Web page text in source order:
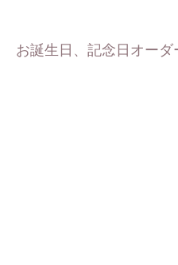
お誕生日、記念日オー